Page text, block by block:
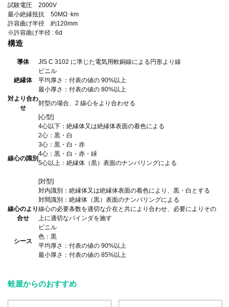
試験電圧 2000V
最小絶縁抵抗 50MΩ･km
許容曲げ半径 約120mm
※許容曲げ半径 : 6d
構造
導体 JIS C 3102 に準じた電気用軟銅線による円形より線
絶縁体
ビニル
平均厚さ：付表の値の 90%以上
最小厚さ：付表の値の 80%以上
対より合わ
せ
対型の場合、2 線心をより合わせる
線心の識別
[心型]
4心以下：絶縁体又は絶縁体表面の着色による
2心：黒・白
3心：黒・白・赤
4心：黒・白・赤・緑
5心以上：絶縁体（黒）表面のナンバリングによる
[対型]
対内識別：絶縁体又は絶縁体表面の着色により、黒・白とする
対間識別：絶縁体（黒）表面のナンバリングによる
線心のより
合せ
線心の必要条数を適切な介在と共により合わせ、必要によりその
上に適切なバインダを施す
シース
ビニル
色：黒
平均厚さ：付表の値の 90%以上
最小厚さ：付表の値の 85%以上
蛙屋からのおすすめ